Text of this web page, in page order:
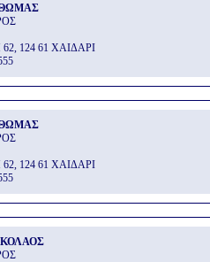
124 61 ΧΑΙΔΑΡΙ
124 61 ΧΑΙΔΑΡΙ